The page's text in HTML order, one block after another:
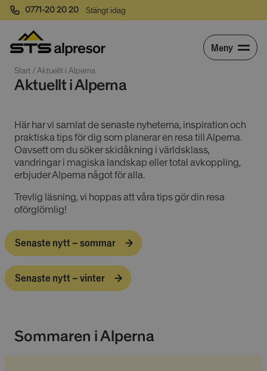
0771-20 20 20 Stängt idag
Meny
Start / Aktuellt i Alperna
Aktuellt i Alperna
Här har vi samlat de senaste nyheterna, inspiration och
praktiska tips för dig som planerar en resa till Alperna.
Oavsett om du söker skidåkning i världsklass,
vandringar i magiska landskap eller total avkoppling,
erbjuder Alperna något för alla.
Trevlig läsning, vi hoppas att våra tips gör din resa
oförglömlig!
Senaste nytt – sommar
Senaste nytt – vinter
Sommaren i Alperna